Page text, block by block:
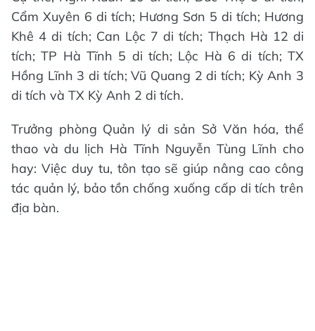
Cẩm Xuyên 6 di tích; Hương Sơn 5 di tích; Hương
Khê 4 di tích; Can Lộc 7 di tích; Thạch Hà 12 di
tích; TP Hà Tĩnh 5 di tích; Lộc Hà 6 di tích; TX
Hồng Lĩnh 3 di tích; Vũ Quang 2 di tích; Kỳ Anh 3
di tích và TX Kỳ Anh 2 di tích.
Trưởng phòng Quản lý di sản Sở Văn hóa, thể
thao và du lịch Hà Tĩnh Nguyễn Tùng Lĩnh cho
hay: Việc duy tu, tôn tạo sẽ giúp nâng cao công
tác quản lý, bảo tồn chống xuống cấp di tích trên
địa bàn.